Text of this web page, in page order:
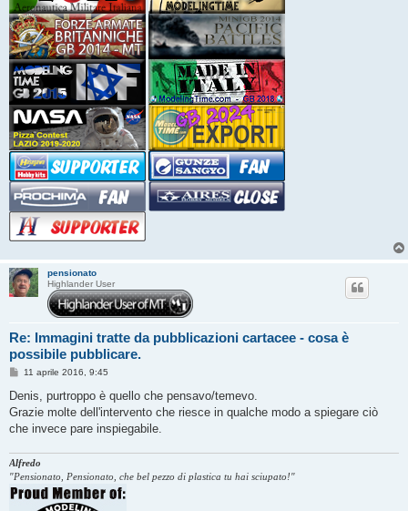
pensionato
Highlander User
Re: Immagini tratte da pubblicazioni cartacee - cosa è
possibile pubblicare.
M
s
a
g
o
11 aprile 2016, 9:45
Denis, purtroppo è quello che pensavo/temevo.
Grazie molte dell'intervento che riesce in qualche modo a spiegare ciò
che invece pare inspiegabile.
Alfredo
"Pensionato, Pensionato, che bel pezzo di plastica tu hai sciupato!"